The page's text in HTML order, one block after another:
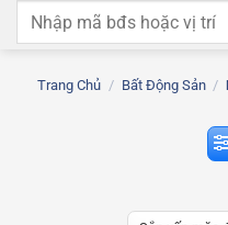
Tìm
Trang Chủ / Bất Động Sản /